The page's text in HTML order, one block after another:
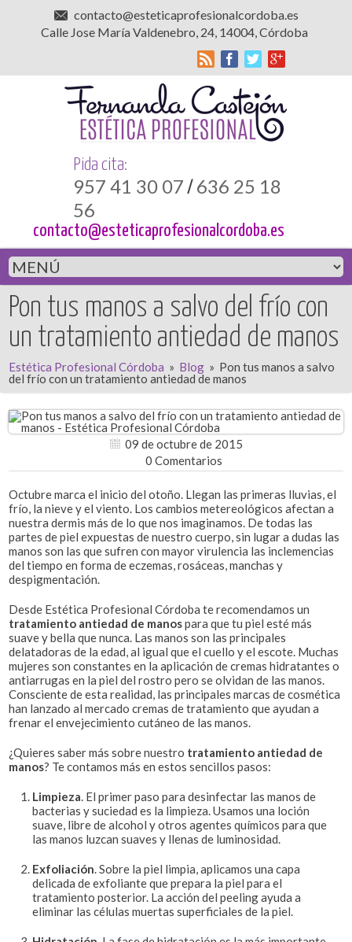
contacto@esteticaprofesionalcordoba.es
Calle Jose María Valdenebro, 24, 14004, Córdoba
Pida cita:
957 41 30 07 / 636 25 18
56
contacto@esteticaprofesionalcordoba.es
Pon tus manos a salvo del frío con
un tratamiento antiedad de manos
Estética Profesional Córdoba » Blog » Pon tus manos a salvo
del frío con un tratamiento antiedad de manos
09 de octubre de 2015
0 Comentarios
Octubre marca el inicio del otoño. Llegan las primeras lluvias, el
frío, la nieve y el viento. Los cambios metereológicos afectan a
nuestra dermis más de lo que nos imaginamos. De todas las
partes de piel expuestas de nuestro cuerpo, sin lugar a dudas las
manos son las que sufren con mayor virulencia las inclemencias
del tiempo en forma de eczemas, rosáceas, manchas y
despigmentación.
Desde Estética Profesional Córdoba te recomendamos un
tratamiento antiedad de manospara que tu piel esté más
suave y bella que nunca. Las manos son las principales
delatadoras de la edad, al igual que el cuello y el escote. Muchas
mujeres son constantes en la aplicación de cremas hidratantes o
antiarrugas en la piel del rostro pero se olvidan de las manos.
Consciente de esta realidad, las principales marcas de cosmética
han lanzado al mercado cremas de tratamiento que ayudan a
frenar el envejecimiento cutáneo de las manos.
¿Quieres saber más sobre nuestro tratamiento antiedad de
manos? Te contamos más en estos sencillos pasos:
Limpieza. El primer paso para desinfectar las manos de
bacterias y suciedad es la limpieza. Usamos una loción
suave, libre de alcohol y otros agentes químicos para que
las manos luzcan suaves y llenas de luminosidad.
Exfoliación. Sobre la piel limpia, aplicamos una capa
delicada de exfoliante que prepara la piel para el
tratamiento posterior. La acción del peeling ayuda a
eliminar las células muertas superficiales de la piel.